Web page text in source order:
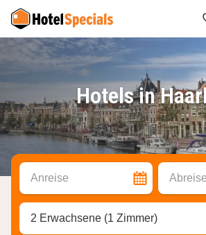
Hotels in
Anreise Abreise
2 Erwachsene (1 Zimmer)